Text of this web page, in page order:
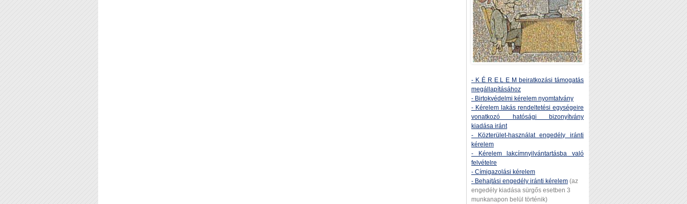
- K É R E L E M beiratkozási támogatás
megállapításához
- Birtokvédelmi kérelem nyomtatvány
- Kérelem lakás rendeltetési egységeire
vonatkozó hatósági bizonyítvány
kiadása iránt
- Közterület-használat engedély iránti
kérelem
- Kérelem lakcímnyilvántartásba való
felvételre
- Címigazolási kérelem
- Behajtási engedély iránti kérelem (az
engedély kiadása sürgős esetben 3
munkanapon belül történik)